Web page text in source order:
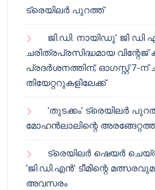
ട്രെയിലർ പുറത്ത്
ജി.ഡി. നായിഡു’ ജി ഡി
ചരിത്രപ്രസിദ്ധമായ
പ്രദർശനത്തിന്; ഓഗസ്റ്റ് 7-ന്
തിയേറ്ററുകളിലേക്ക്
‘തുടക്കം’ ട്രെയിലർ
മോഹൻലാലിന്റെ
ട്രെയിലർ ഷെയർ
‘ജി.ഡി.എൻ’ ടീമിന്റെ
അവസരം